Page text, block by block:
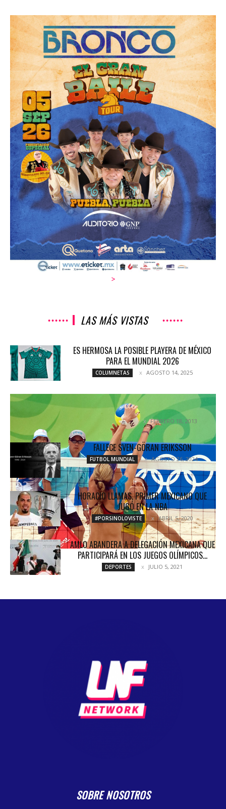
>
LAS MÁS VISTAS
ES HERMOSA LA POSIBLE PLAYERA DE MÉXICO
PARA EL MUNDIAL 2026
COLUMNETAS AGOSTO 14, 2025
LOREM IPSUM DOLOR SIT AMET CONSE CTETUR
ADIPISICING
UNCATEGORIZED FEBRERO 18, 2013
FALLECE SVEN-GÖRAN ERIKSSON
FUTBOL MUNDIAL AGOSTO 26, 2024
HORACIO LLAMAS, PRIMER MEXICANO QUE
JUGÓ EN LA NBA
#PORSINOLOVISTE ABRIL 5, 2020
AMLO ABANDERA A DELEGACIÓN MEXICANA QUE
PARTICIPARÁ EN LOS JUEGOS OLÍMPICOS...
DEPORTES JULIO 5, 2021
SOBRE NOSOTROS